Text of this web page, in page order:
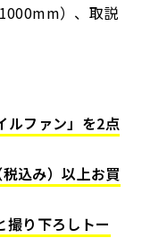
）、取説
ルファン」を2点
込み）以上お買
撮り下ろしトー